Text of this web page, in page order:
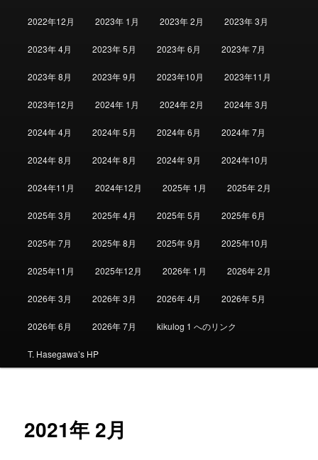
2022年12月 2023年 1月 2023年 2月 2023年 3月
2023年 4月 2023年 5月 2023年 6月 2023年 7月
2023年 8月 2023年 9月 2023年10月 2023年11月
2023年12月 2024年 1月 2024年 2月 2024年 3月
2024年 4月 2024年 5月 2024年 6月 2024年 7月
2024年 8月 2024年 8月 2024年 9月 2024年10月
2024年11月 2024年12月 2025年 1月 2025年 2月
2025年 3月 2025年 4月 2025年 5月 2025年 6月
2025年 7月 2025年 8月 2025年 9月 2025年10月
2025年11月 2025年12月 2026年 1月 2026年 2月
2026年 3月 2026年 3月 2026年 4月 2026年 5月
2026年 6月 2026年 7月 kikulog 1 へのリンク
T. Hasegawa’s HP
2021年 2月